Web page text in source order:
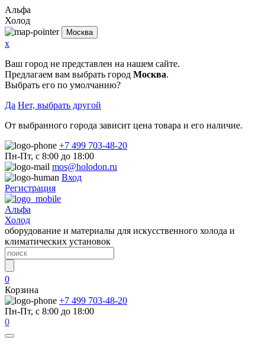
Альфа
Холод
Москва
x
Ваш город не представлен на нашем сайте.
Предлагаем вам выбрать город Москва.
Выбрать его по умолчанию?
Да Нет, выбрать другой
От выбранного города зависит цена товара и его наличие.
+7 499 703-48-20
Пн-Пт, с 8:00 до 18:00
mos@holodon.ru
Вход
Регистрация
Альфа
Холод
оборудование и материалы для искусственного холода и
климатических установок
0
Корзина
+7 499 703-48-20
Пн-Пт, с 8:00 до 18:00
0